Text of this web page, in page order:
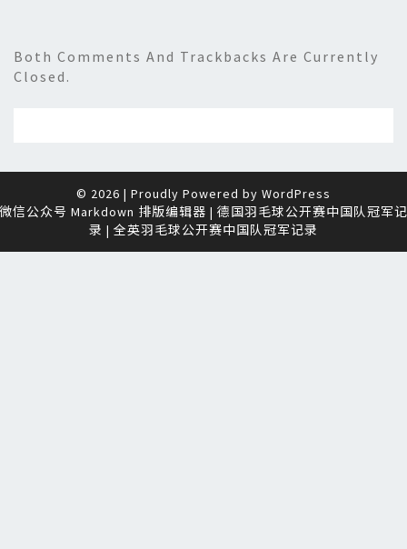
Both Comments And Trackbacks Are Currently
Closed.
© 2026 | Proudly Powered by WordPress
微信公众号 Markdown 排版编辑器 | 德国羽毛球公开赛中国队冠军记
录 | 全英羽毛球公开赛中国队冠军记录